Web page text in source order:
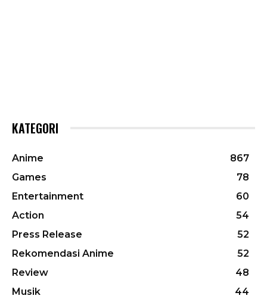
KATEGORI
Anime
867
Games
78
Entertainment
60
Action
54
Press Release
52
Rekomendasi Anime
52
Review
48
Musik
44